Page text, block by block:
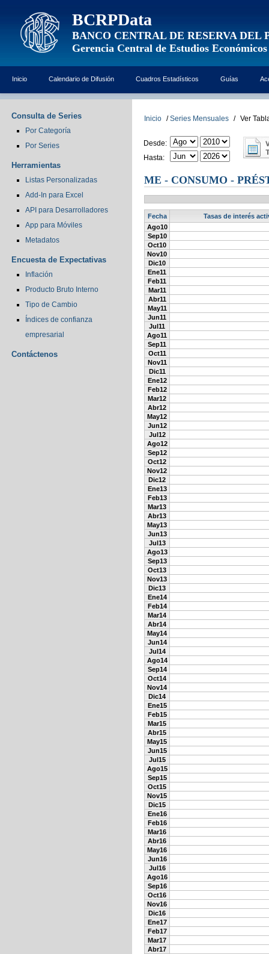
BCRPData
BANCO CENTRAL DE RESERVA DEL
Gerencia Central de Estudios Económicos
Inicio Calendario de Difusión Cuadros Estadísticos Guías
Consulta de Series
Por Categoría
Por Series
Herramientas
Listas Personalizadas
Add-In para Excel
API para Desarrolladores
App para Móviles
Metadatos
Encuesta de Expectativas
Inflación
Producto Bruto Interno
Tipo de Cambio
Índices de confianza
empresarial
Contáctenos
Inicio / Series Mensuales / Ver
Desde:
Hasta:
ME - CONSUMO -
Fecha
Tasas de interés
Ago10
Sep10
Oct10
Nov10
Dic10
Ene11
Feb11
Mar11
Abr11
May11
Jun11
Jul11
Ago11
Sep11
Oct11
Nov11
Dic11
Ene12
Feb12
Mar12
Abr12
May12
Jun12
Jul12
Ago12
Sep12
Oct12
Nov12
Dic12
Ene13
Feb13
Mar13
Abr13
May13
Jun13
Jul13
Ago13
Sep13
Oct13
Nov13
Dic13
Ene14
Feb14
Mar14
Abr14
May14
Jun14
Jul14
Ago14
Sep14
Oct14
Nov14
Dic14
Ene15
Feb15
Mar15
Abr15
May15
Jun15
Jul15
Ago15
Sep15
Oct15
Nov15
Dic15
Ene16
Feb16
Mar16
Abr16
May16
Jun16
Jul16
Ago16
Sep16
Oct16
Nov16
Dic16
Ene17
Feb17
Mar17
Abr17